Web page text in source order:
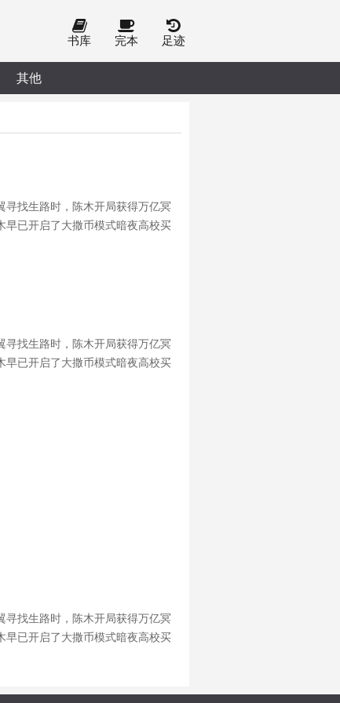
书库 完本 足迹
其他
寻找生路时，陈木开局获得万亿冥
早已开启了大撒币模式暗夜高校买
买下来吧。红衣女诡区区
寻找生路时，陈木开局获得万亿冥
早已开启了大撒币模式暗夜高校买
买下来吧。红衣女诡区区
寻找生路时，陈木开局获得万亿冥
早已开启了大撒币模式暗夜高校买
买下来吧。红衣女诡区区